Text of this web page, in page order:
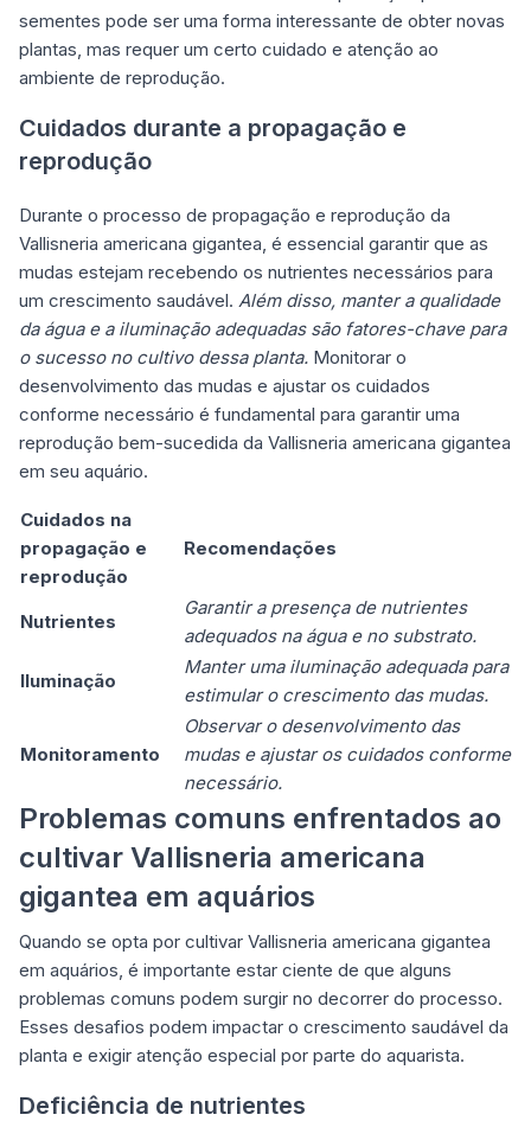
sementes pode ser uma forma interessante de obter novas
plantas, mas requer um certo cuidado e atenção ao
ambiente de reprodução.
Cuidados durante a propagação e
reprodução
Durante o processo de propagação e reprodução da
Vallisneria americana gigantea, é essencial garantir que as
mudas estejam recebendo os nutrientes necessários para
um crescimento saudável. Além disso, manter a qualidade
da água e a iluminação adequadas são fatores-chave para
o sucesso no cultivo dessa planta. Monitorar o
desenvolvimento das mudas e ajustar os cuidados
conforme necessário é fundamental para garantir uma
reprodução bem-sucedida da Vallisneria americana gigantea
em seu aquário.
Cuidados na
propagação e
reprodução
Recomendações
Nutrientes
Garantir a presença de nutrientes
adequados na água e no substrato.
Iluminação
Manter uma iluminação adequada para
estimular o crescimento das mudas.
Monitoramento
Observar o desenvolvimento das
mudas e ajustar os cuidados conforme
necessário.
Problemas comuns enfrentados ao
cultivar Vallisneria americana
gigantea em aquários
Quando se opta por cultivar Vallisneria americana gigantea
em aquários, é importante estar ciente de que alguns
problemas comuns podem surgir no decorrer do processo.
Esses desafios podem impactar o crescimento saudável da
planta e exigir atenção especial por parte do aquarista.
Deficiência de nutrientes